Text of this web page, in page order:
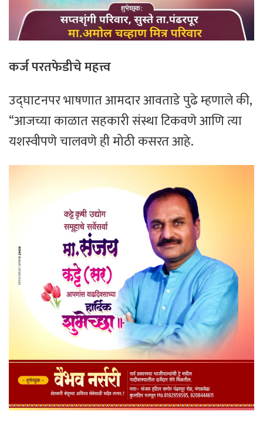
कर्जपरतफेडीचेमहत्त्व
​उद्घाटनपर भाषणात आमदार आवताडे पुढे म्हणाले की,
“आजच्या काळात सहकारी संस्था टिकवणे आणि त्या
यशस्वीपणे चालवणे ही मोठी कसरत आहे.